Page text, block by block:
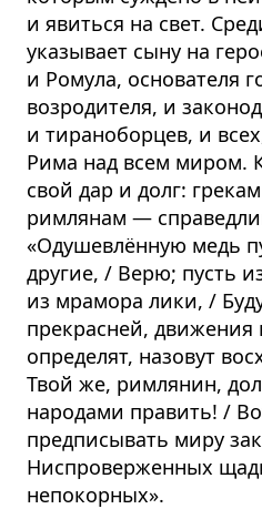
и явиться на свет.
указывает сыну на
и Ромула, основателя
возродителя, и
и тираноборцев, и
Рима над всем миром.
свой дар и долг:
римлянам —
«Одушевлённую медь
другие, / Верю; пусть
из мрамора лики, /
прекрасней,
определят, назовут
Твой же, римлянин,
народами править! /
предписывать миру
Ниспроверженных
непокорных».